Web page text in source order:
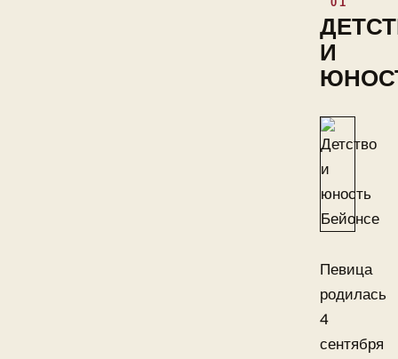
И
Певица
родилась
4
сентября